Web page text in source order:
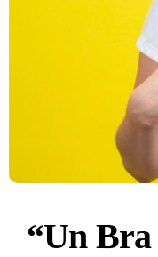
“Un Bra